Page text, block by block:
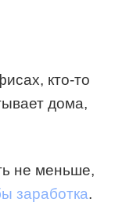
кто-то
дома,
не меньше,
заработка.